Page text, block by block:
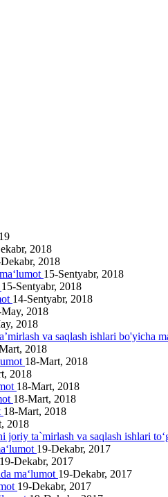
2018
2018
15-Sentyabr, 2018
15-Sentyabr, 2018
14-Sentyabr, 2018
2018
2018
va saqlash ishlari bo'yicha
2018
18-Mart, 2018
2018
18-Mart, 2018
18-Mart, 2018
18-Mart, 2018
2018
ta`mirlash va saqlash ishlari
19-Dekabr, 2017
19-Dekabr, 2017
ma‘lumot 19-Dekabr, 2017
19-Dekabr, 2017